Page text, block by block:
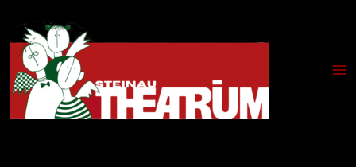
Inhalt
springen